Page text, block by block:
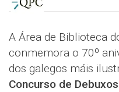
A Área de Biblioteca
conmemora o 70º
dos galegos máis
Concurso de